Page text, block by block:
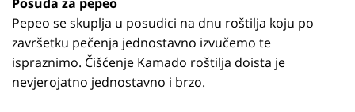
Pepeo se skuplja u posudici na dnu roštilja koju po
završetku pečenja jednostavno izvučemo te
ispraznimo. Čišćenje Kamado roštilja doista je
nevjerojatno jednostavno i brzo.